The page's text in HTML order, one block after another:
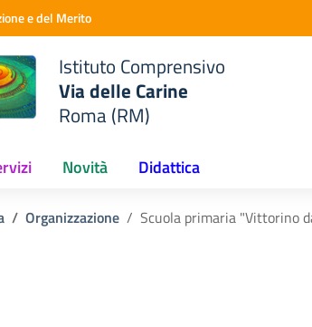
e del Merito
Istituto Comprensivo
Via delle Carine
Roma (RM)
Novità Didattica
Organizzazione Scuola primaria "Vittorino